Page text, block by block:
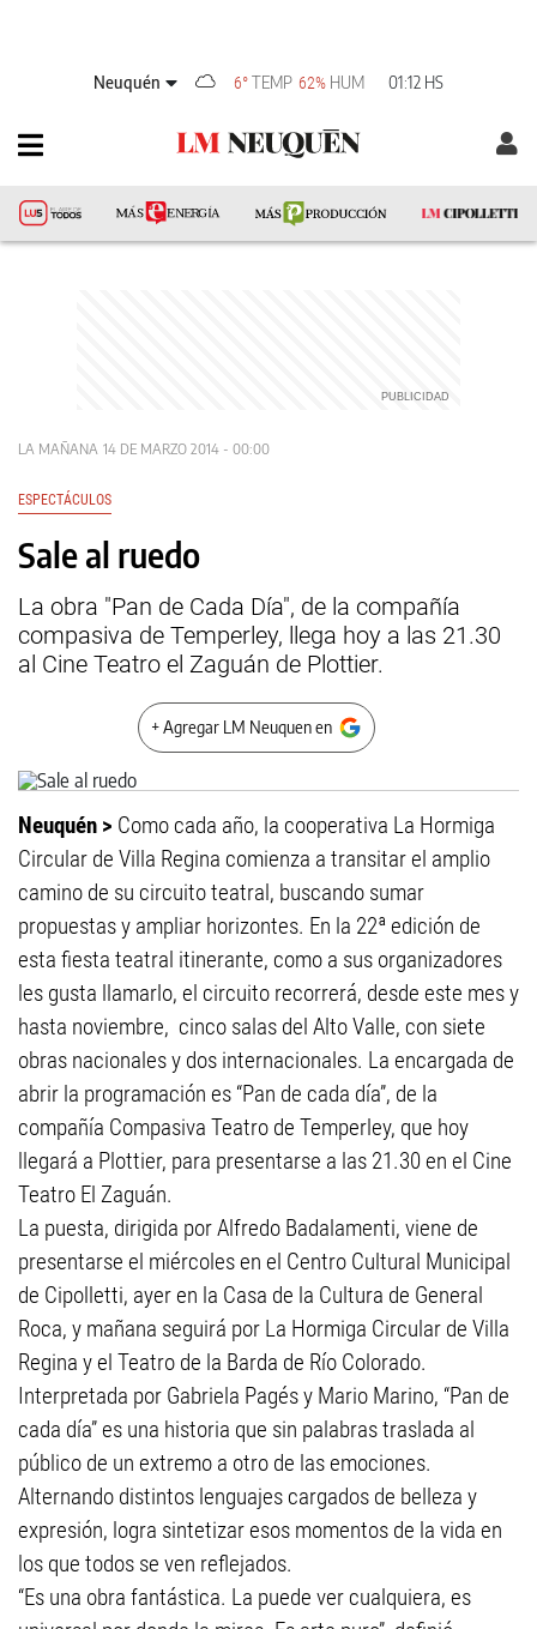
Neuquén 6° TEMP 62% HUM 01:12 HS
LA MAÑANA 14 DE MARZO 2014 - 00:00
ESPECTÁCULOS
Sale al ruedo
La obra "Pan de Cada Día", de la compañía
compasiva de Temperley, llega hoy a las 21.30
al Cine Teatro el Zaguán de Plottier.
+ Agregar LM Neuquen en
Neuquén > Como cada año, la cooperativa La Hormiga
Circular de Villa Regina comienza a transitar el amplio
camino de su circuito teatral, buscando sumar
propuestas y ampliar horizontes. En la 22ª edición de
esta fiesta teatral itinerante, como a sus organizadores
les gusta llamarlo, el circuito recorrerá, desde este mes y
hasta noviembre, cinco salas del Alto Valle, con siete
obras nacionales y dos internacionales. La encargada de
abrir la programación es “Pan de cada día”, de la
compañía Compasiva Teatro de Temperley, que hoy
llegará a Plottier, para presentarse a las 21.30 en el Cine
Teatro El Zaguán.
La puesta, dirigida por Alfredo Badalamenti, viene de
presentarse el miércoles en el Centro Cultural Municipal
de Cipolletti, ayer en la Casa de la Cultura de General
Roca, y mañana seguirá por La Hormiga Circular de Villa
Regina y el Teatro de la Barda de Río Colorado.
Interpretada por Gabriela Pagés y Mario Marino, “Pan de
cada día” es una historia que sin palabras traslada al
público de un extremo a otro de las emociones.
Alternando distintos lenguajes cargados de belleza y
expresión, logra sintetizar esos momentos de la vida en
los que todos se ven reflejados.
“Es una obra fantástica. La puede ver cualquiera, es